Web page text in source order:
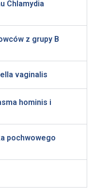
Chlamydia
z grupy B
vaginalis
hominis i
pochwowego